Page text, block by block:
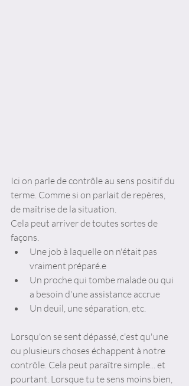
Ici on parle de contrôle au sens positif du
terme. Comme si on parlait de repères,
de maîtrise de la situation.
Cela peut arriver de toutes sortes de
façons.
Une job à laquelle on n'était pas
vraiment préparé.e
Un proche qui tombe malade ou qui
a besoin d'une assistance accrue
Un deuil, une séparation, etc.
Lorsqu'on se sent dépassé, c'est qu'une
ou plusieurs choses échappent à notre
contrôle. Cela peut paraître simple... et
pourtant. Lorsque tu te sens moins bien,